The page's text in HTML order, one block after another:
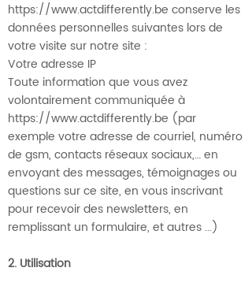
https://www.actdifferently.be conserve les
données personnelles suivantes lors de
votre visite sur notre site :
Votre adresse IP
Toute information que vous avez
volontairement communiquée à
https://www.actdifferently.be (par
exemple votre adresse de courriel, numéro
de gsm, contacts réseaux sociaux,… en
envoyant des messages, témoignages ou
questions sur ce site, en vous inscrivant
pour recevoir des newsletters, en
remplissant un formulaire, et autres ...)
2. Utilisation